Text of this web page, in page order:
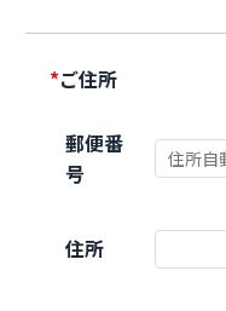
*ご住所
郵便番
号
住所